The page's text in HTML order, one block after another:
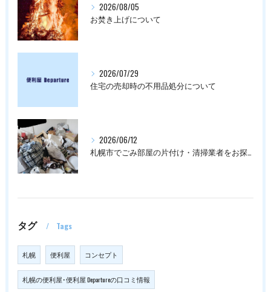
2026/08/05
お焚き上げについて
2026/07/29
住宅の売却時の不用品処分について
2026/06/12
札幌市でごみ部屋の片付け・清掃業者をお探しの方は
タグ Tags
札幌 便利屋 コンセプト
札幌の便利屋･便利屋 Departureの口コミ情報